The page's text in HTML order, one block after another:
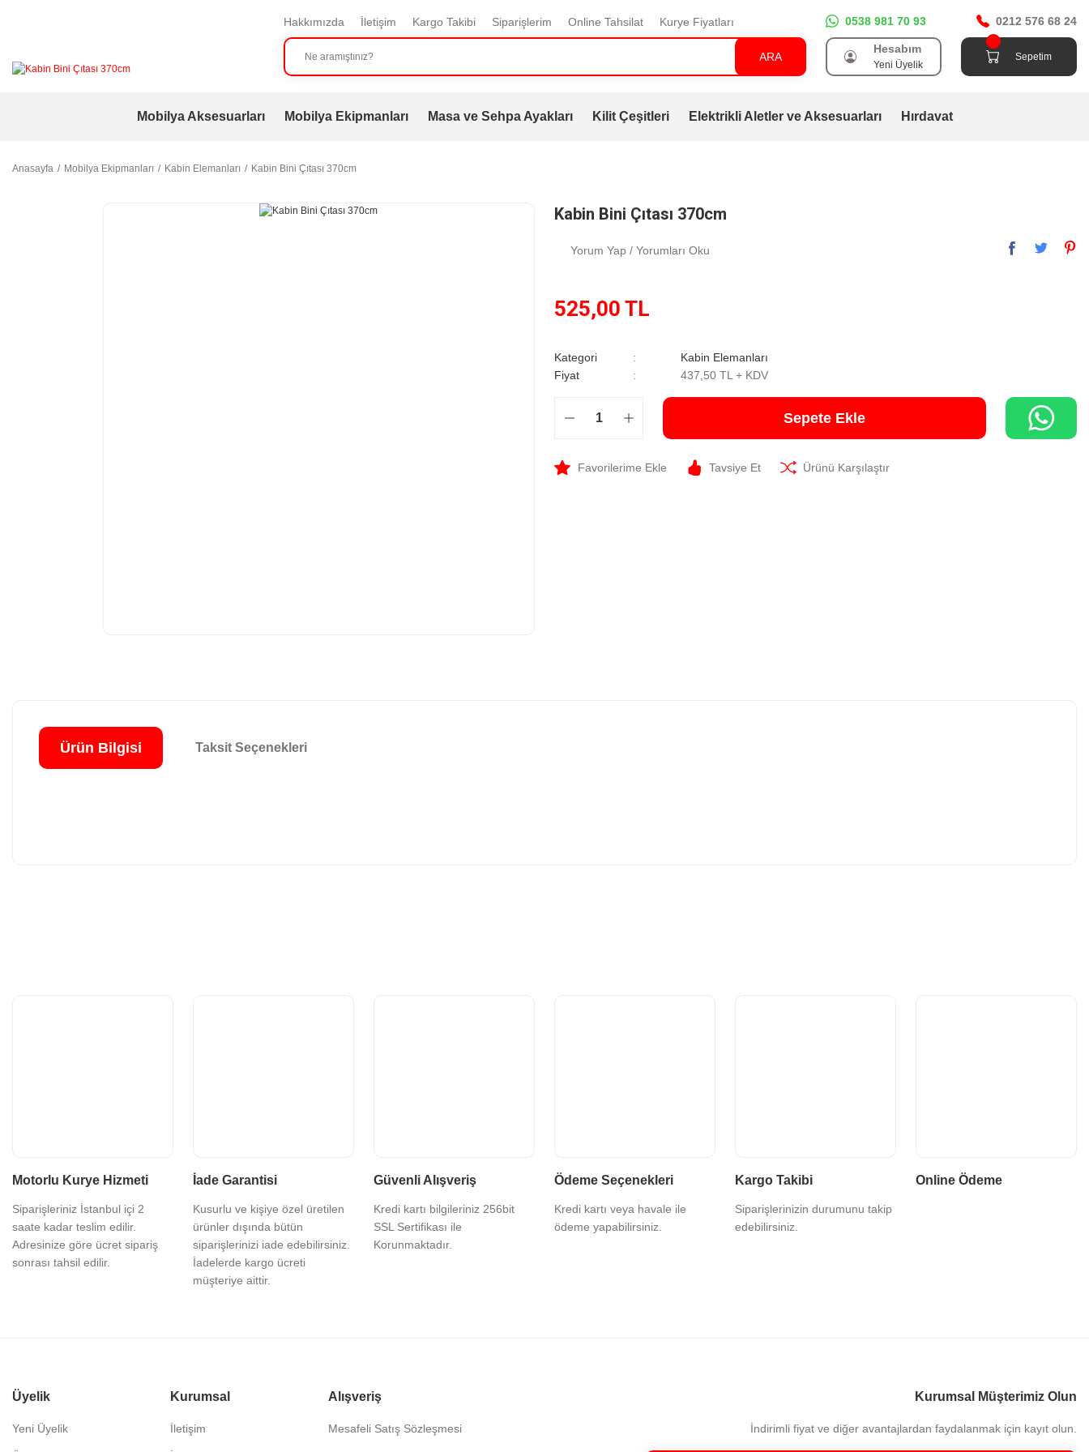
Hakkımızda İletişim Kargo Takibi Siparişlerim Online Tahsilat Kurye Fiyatları
ARA
0538 981 70 93 0212 576 68 24
Hesabım
Yeni Üyelik
Sepetim
Mobilya Aksesuarları Mobilya Ekipmanları Masa ve Sehpa Ayakları Kilit Çeşitleri Elektrikli Aletler ve Aksesuarları Hırdavat
Anasayfa Mobilya Ekipmanları Kabin Elemanları Kabin Bini Çıtası 370cm
Kabin Bini Çıtası 370cm
Yorum Yap / Yorumları Oku
525,00 TL
Kategori
Kabin Elemanları
Fiyat
437,50 TL + KDV
Sepete Ekle
Tavsiye Et Ürünü Karşılaştır
Ürün Bilgisi Taksit Seçenekleri
Motorlu Kurye Hizmeti
Siparişleriniz İstanbul içi 2
saate kadar teslim edilir.
Adresinize göre ücret sipariş
sonrası tahsil edilir.
İade Garantisi
Kusurlu ve kişiye özel üretilen
ürünler dışında bütün
siparişlerinizi iade edebilirsiniz.
İadelerde kargo ücreti
müşteriye aittir.
Güvenli Alışveriş
Kredi kartı bilgileriniz 256bit
SSL Sertifikası ile
Korunmaktadır.
Ödeme Seçenekleri
Kredi kartı veya havale ile
ödeme yapabilirsiniz.
Kargo Takibi
Siparişlerinizin durumunu takip
edebilirsiniz.
Online Ödeme
Üyelik
Yeni Üyelik
Kurumsal
İletişim
Alışveriş
Mesafeli Satış Sözleşmesi
Kurumsal Müşterimiz Olun
İndirimli fiyat ve diğer avantajlardan faydalanmak için kayıt olun.